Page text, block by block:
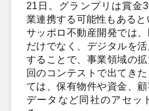
21日。グランプリは賞金
業連携する可能性もあると
サッポロ不動産開発では
だけでなく、デジタルを
することで、事業領域の
回のコンテストで出てき
ては、保有物件や資金、
データなど同社のアセッ